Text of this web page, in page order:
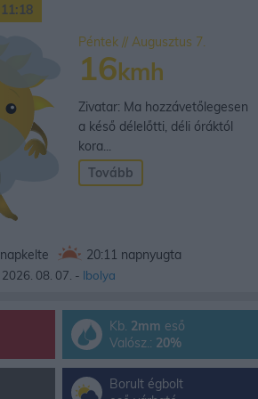
11:18
Péntek // Augusztus 7.
16kmh
Zivatar: Ma hozzávetőlegesen
a késő délelőtti, déli óráktól
kora...
Tovább
napkelte 20:11 napnyugta
2026. 08. 07. - Ibolya
Kb. 2mm eső
Valósz.: 20%
Borult égbolt